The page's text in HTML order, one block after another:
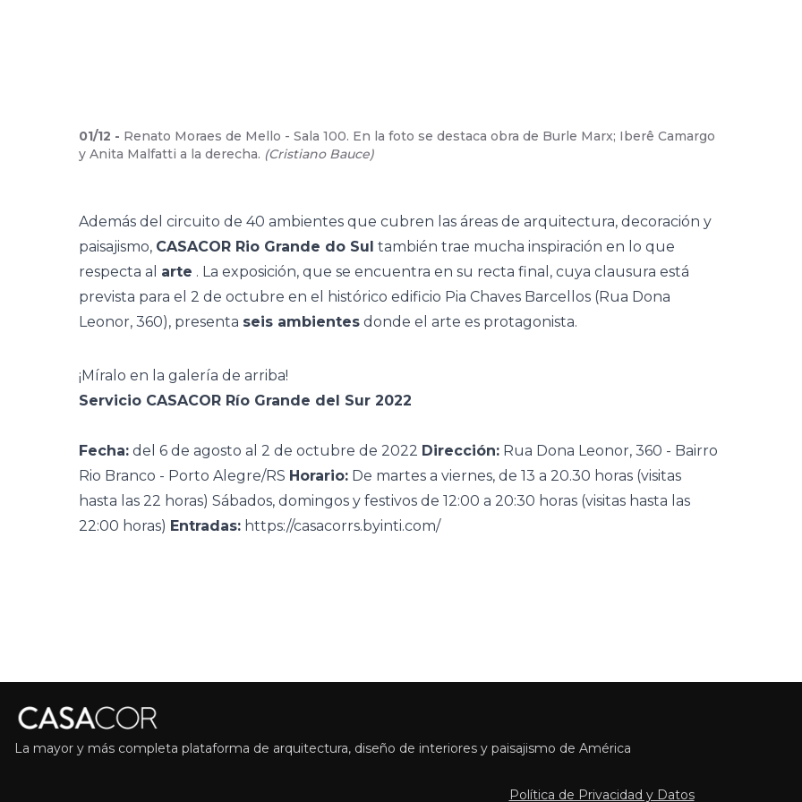
01/12 - Renato Moraes de Mello - Sala 100. En la foto se destaca obra de Burle Marx; Iberê Camargo
y Anita Malfatti a la derecha. (Cristiano Bauce)
Además del circuito de 40 ambientes que cubren las áreas de arquitectura, decoración y
paisajismo, CASACOR Rio Grande do Sul también trae mucha inspiración en lo que
respecta al arte . La exposición, que se encuentra en su recta final, cuya clausura está
prevista para el 2 de octubre en el histórico edificio Pia Chaves Barcellos (Rua Dona
Leonor, 360), presenta seis ambientes donde el arte es protagonista.
¡Míralo en la galería de arriba!
Servicio CASACOR Río Grande del Sur 2022
Fecha: del 6 de agosto al 2 de octubre de 2022 Dirección: Rua Dona Leonor, 360 - Bairro
Rio Branco - Porto Alegre/RS Horario: De martes a viernes, de 13 a 20.30 horas (visitas
hasta las 22 horas) Sábados, domingos y festivos de 12:00 a 20:30 horas (visitas hasta las
22:00 horas) Entradas: https://casacorrs.byinti.com/
La mayor y más completa plataforma de arquitectura, diseño de interiores y paisajismo de América
Política de Privacidad y Datos